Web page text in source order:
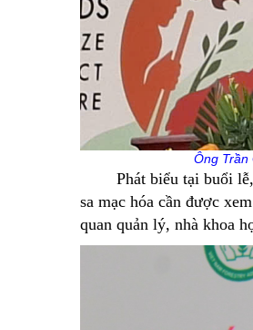
Ông Trần
Phát biểu tại buổi lễ,
sa mạc hóa cần được
quan quản lý, nhà khoa